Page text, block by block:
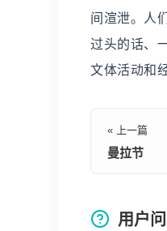
间渲泄。人
过头的话、
文体活动和
« 上一篇
曼拉节
用户